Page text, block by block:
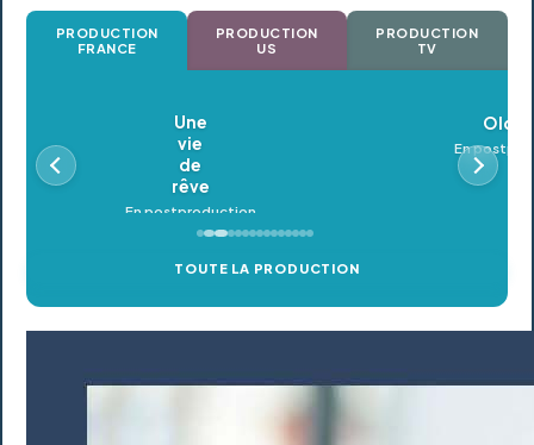
PRODUCTION
FRANCE
PRODUCTION
US
PRODUCTION
TV
Oldeupe
En postproduction
TOUTE LA PRODUCTION